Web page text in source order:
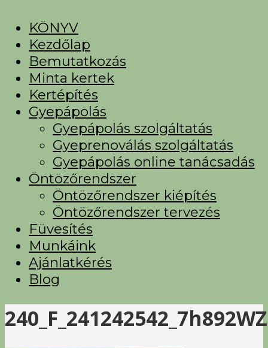
KÖNYV
Kezdőlap
Bemutatkozás
Minta kertek
Kertépítés
Gyepápolás
Gyepápolás szolgáltatás
Gyeprenoválás szolgáltatás
Gyepápolás online tanácsadás
Öntözőrendszer
Öntözőrendszer kiépítés
Öntözőrendszer tervezés
Füvesítés
Munkáink
Ajánlatkérés
Blog